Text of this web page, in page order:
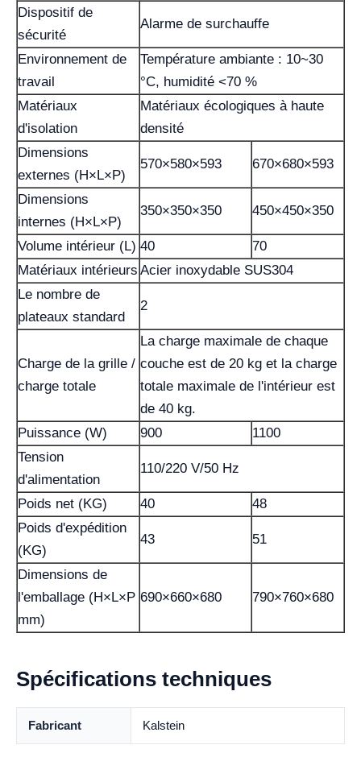
Dispositif de
sécurité
Alarme de surchauffe
Environnement de
travail
Température ambiante : 10~30
°C, humidité <70 %
Matériaux
d'isolation
Matériaux écologiques à haute
densité
Dimensions
externes (H×L×P)
570×580×593 670×680×593
Dimensions
internes (H×L×P)
350×350×350 450×450×350
Volume intérieur (L) 40
70
Matériaux intérieurs Acier inoxydable SUS304
Le nombre de
plateaux standard
2
Charge de la grille /
charge totale
La charge maximale de chaque
couche est de 20 kg et la charge
totale maximale de l'intérieur est
de 40 kg.
Puissance (W)
900
1100
Tension
d'alimentation
110/220 V/50 Hz
Poids net (KG) 40
48
Poids d'expédition
(KG)
43 51
Dimensions de
l'emballage (H×L×P
mm)
690×660×680 790×760×680
Spécifications techniques
Fabricant Kalstein